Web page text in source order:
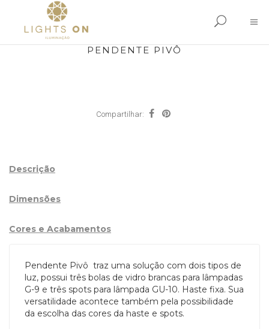
PENDENTE PIVÔ
Compartilhar:
Descrição
Dimensões
Cores e Acabamentos
Pendente Pivô traz uma solução com dois tipos de
luz, possui três bolas de vidro brancas para lâmpadas
G-9 e três spots para lâmpada GU-10. Haste fixa. Sua
versatilidade acontece também pela possibilidade
da escolha das cores da haste e spots.